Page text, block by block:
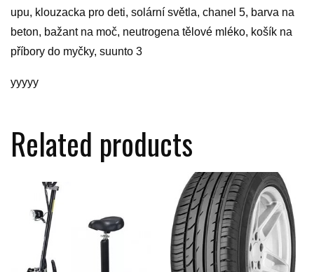
upu, klouzacka pro deti, solární světla, chanel 5, barva na
beton, bažant na moč, neutrogena tělové mléko, košík na
příbory do myčky, suunto 3
yyyyy
Related products